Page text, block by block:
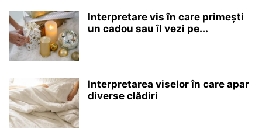
Interpretare vis în care primești
un cadou sau îl vezi pe...
Interpretarea viselor în care apar
diverse clădiri